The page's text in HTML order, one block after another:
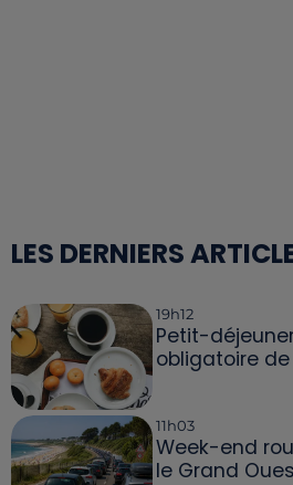
LES DERNIERS
19h12
Petit-
obligatoire
11h03
Week-end
le Grand